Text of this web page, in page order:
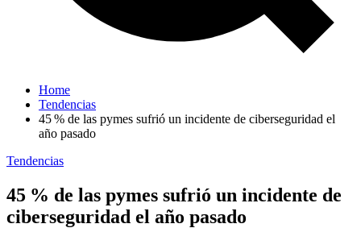
Home
Tendencias
45 % de las pymes sufrió un incidente de ciberseguridad el
año pasado
Tendencias
45 % de las pymes sufrió un incidente de
ciberseguridad el año pasado